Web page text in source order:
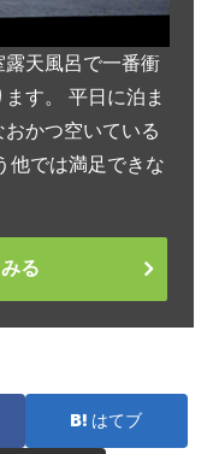
天風呂で一番衝
す。 平日に泊ま
かつ空いている
他では満足できな
る
はてブ